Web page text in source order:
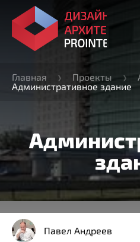
Главная Проекты
Административное здание
Павел Андреев